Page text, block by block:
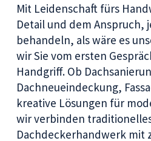
Mit Leidenschaft fürs
Detail und dem Anspruch,
behandeln, als wäre es
wir Sie vom ersten
Handgriff. Ob
Dachneueindeckung,
kreative Lösungen für
wir verbinden
Dachdeckerhandwerk mit